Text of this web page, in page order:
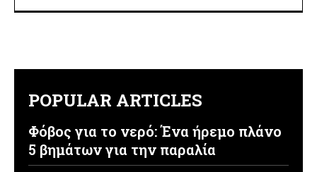
POPULAR ARTICLES
Φόβος για το νερό: Ένα ήρεμο πλάνο
5 βημάτων για την παραλία